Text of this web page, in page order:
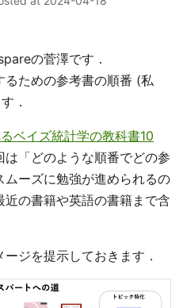
の菅澤です．
ための参考書の順番 (私
．
るベイズ統計学の教科書10
は「どのような順番でどの参
ーズに勉強が進められるの
の書籍や英語の書籍まで含
ジを提示しておきます．